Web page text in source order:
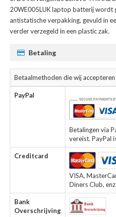
20WE005LUK laptop batterijwordt
antistatische verpakking, gevuld in
verder verzegeld in een plastic zak.
Betaling
Betaalmethoden die wij accepteren
PayPal
Betalingen via
vereist. PayPal
Creditcard
VISA,
Diners Club, enz.
Bank
Overschrijving